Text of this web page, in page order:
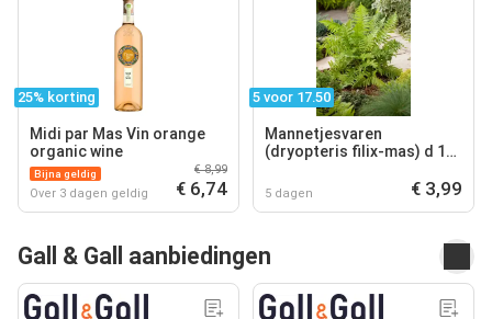
25% korting
Midi par Mas Vin orange
organic wine
Bijna geldig
Over 3 dagen geldig
€ 8,99
€ 6,74
5 voor 17.50
Mannetjesvaren
(dryopteris filix-mas) d 11
5 dagen € 3,99
Gall & Gall aanbiedingen